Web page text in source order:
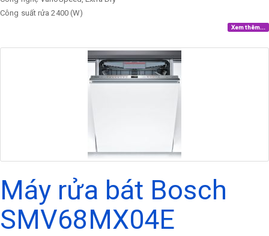
Công suất rửa 2400 (W)
Xem thêm...
Máy rửa bát Bosch
SMV68MX04E